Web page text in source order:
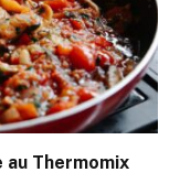
Thermomix